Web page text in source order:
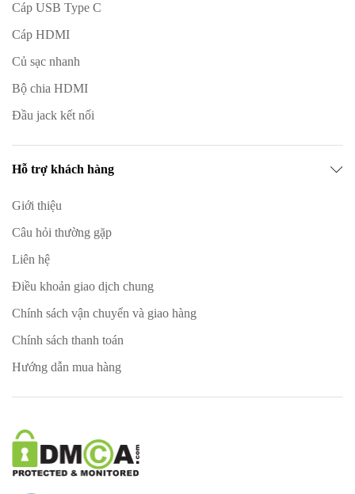
Cáp USB Type C
Cáp HDMI
Củ sạc nhanh
Bộ chia HDMI
Đầu jack kết nối
Hỗ trợ khách hàng
Giới thiệu
Câu hỏi thường gặp
Liên hệ
Điều khoản giao dịch chung
Chính sách vận chuyển và giao hàng
Chính sách thanh toán
Hướng dẫn mua hàng